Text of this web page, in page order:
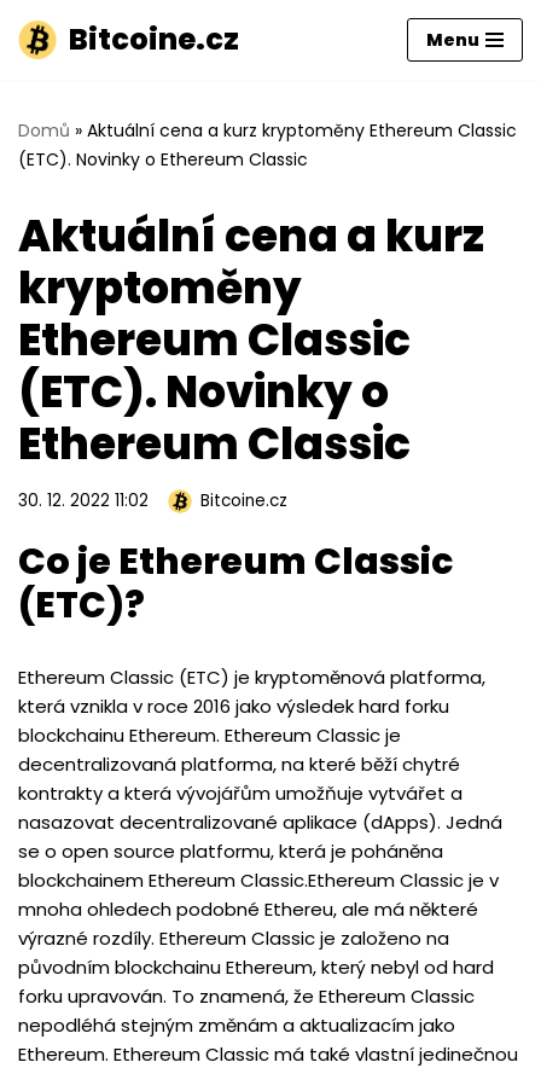
Přeskočit
obsah
Bitcoine.cz Menu
Domů » Aktuální cena a kurz kryptoměny Ethereum Classic
(ETC). Novinky o Ethereum Classic
Aktuální cena a kurz
kryptoměny
Ethereum Classic
(ETC). Novinky o
Ethereum Classic
30. 12. 2022 11:02 Bitcoine.cz
Co je Ethereum Classic
(ETC)?
Ethereum Classic (ETC) je kryptoměnová platforma,
která vznikla v roce 2016 jako výsledek hard forku
blockchainu Ethereum. Ethereum Classic je
decentralizovaná platforma, na které běží chytré
kontrakty a která vývojářům umožňuje vytvářet a
nasazovat decentralizované aplikace (dApps). Jedná
se o open source platformu, která je poháněna
blockchainem Ethereum Classic.Ethereum Classic je v
mnoha ohledech podobné Ethereu, ale má některé
výrazné rozdíly. Ethereum Classic je založeno na
původním blockchainu Ethereum, který nebyl od hard
forku upravován. To znamená, že Ethereum Classic
nepodléhá stejným změnám a aktualizacím jako
Ethereum. Ethereum Classic má také vlastní jedinečnou